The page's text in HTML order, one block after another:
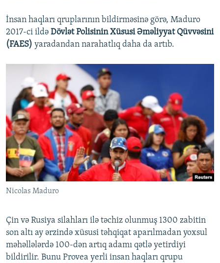
İnsan haqları qruplarının bildirməsinə görə, Maduro
2017-ci ildə Dövlət Polisinin Xüsusi Əməliyyat Qüvvəsini
(FAES) yaradandan narahatlıq daha da artıb.
Nicolas Maduro
Çin və Rusiya silahları ilə təchiz olunmuş 1300 zabitin
son altı ay ərzində xüsusi təhqiqat aparılmadan yoxsul
məhəllələrdə 100-dən artıq adamı qətlə yetirdiyi
bildirilir. Bunu Provea yerli insan haqları qrupu